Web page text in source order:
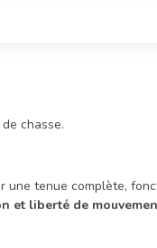
chasse.
une tenue complète,
et liberté de